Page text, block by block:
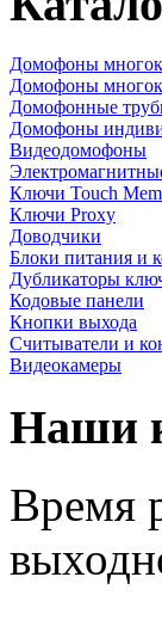
Домофоны
Домофоны
Домофонные
Домофоны
Видеодомофоны
Ключи Touch
Ключи Proxy
Доводчики
Блоки питания и
Дубликаторы
Кодовые панели
Кнопки выхода
Считыватели и
Видеокамеры
Наши
Время